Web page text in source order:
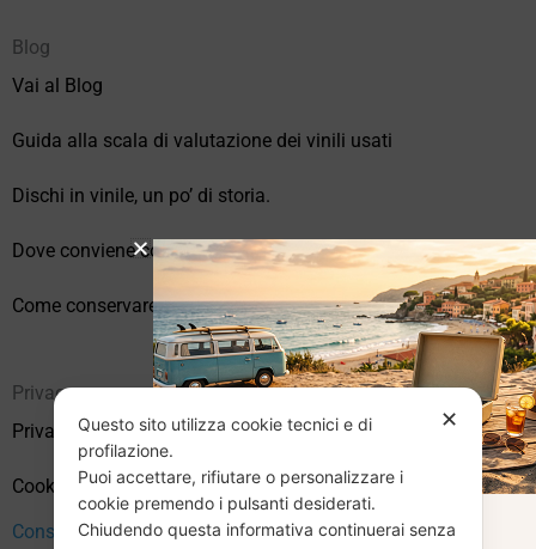
Blog
Vai al Blog
Guida alla scala di valutazione dei vinili usati
Dischi in vinile, un po’ di storia.
Dove conviene comprare vinili online?
Come conservare correttamente i vinili usati
Privacy
Privacy Policy
Cookie Policy (UE)
Consenso
✕
Questo sito utilizza cookie tecnici e di
profilazione.
Puoi accettare, rifiutare o personalizzare i
cookie premendo i pulsanti desiderati.
Chiudendo questa informativa continuerai senza